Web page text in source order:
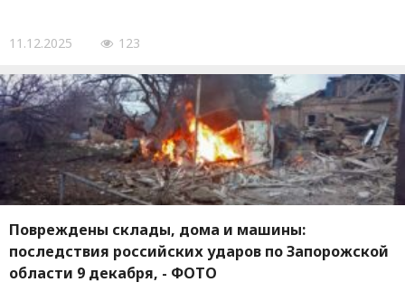
11.12.2025 123
Повреждены склады, дома и машины:
последствия российских ударов по Запорожской
области 9 декабря, - ФОТО